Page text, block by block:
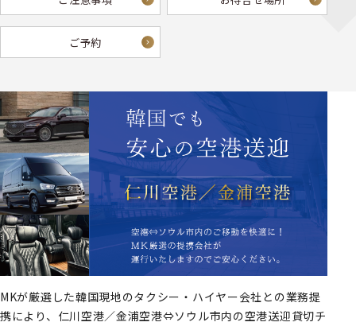
ご予約
MKが厳選した韓国現地のタクシー・ハイヤー会社との業務提
携により、仁川空港／金浦空港⇔ソウル市内の空港送迎貸切チ